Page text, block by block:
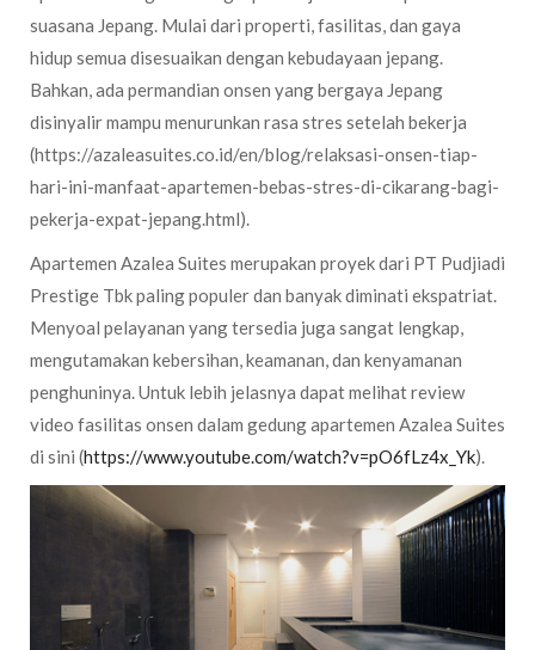
suasana Jepang. Mulai dari properti, fasilitas, dan gaya
hidup semua disesuaikan dengan kebudayaan jepang.
Bahkan, ada permandian onsen yang bergaya Jepang
disinyalir mampu menurunkan rasa stres setelah bekerja
(https://azaleasuites.co.id/en/blog/relaksasi-onsen-tiap-
hari-ini-manfaat-apartemen-bebas-stres-di-cikarang-bagi-
pekerja-expat-jepang.html).
Apartemen Azalea Suites merupakan proyek dari PT Pudjiadi
Prestige Tbk paling populer dan banyak diminati ekspatriat.
Menyoal pelayanan yang tersedia juga sangat lengkap,
mengutamakan kebersihan, keamanan, dan kenyamanan
penghuninya. Untuk lebih jelasnya dapat melihat review
video fasilitas onsen dalam gedung apartemen Azalea Suites
di sini (https://www.youtube.com/watch?v=pO6fLz4x_Yk).